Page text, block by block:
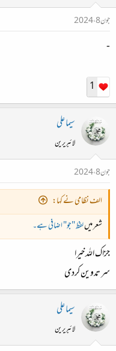
جون 8، 2024
-
1
سیما علی
لائبریرین
جون 8، 2024
الف نظامی نے کہا:
شعر میںلفظ "جو" اضافی ہے۔
جزاک اللہ خیرا
سر تدوین کردی
سیما علی
لائبریرین